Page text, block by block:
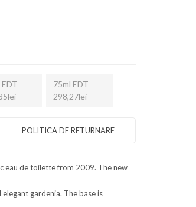
75ml EDT
298,27lei
POLITICA DE RETURNARE
eau de toilette from 2009. The new
gardenia. The base is